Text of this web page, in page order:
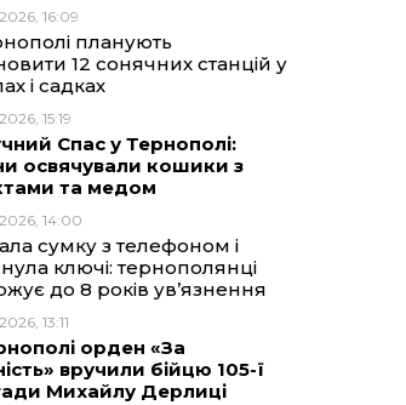
16:09
планують
12 сонячних станцій у
і садках
15:19
Спас у Тернополі:
освячували кошики з
та медом
14:00
сумку з телефоном і
ключі: тернополянці
до 8 років ув’язнення
13:11
орден «За
вручили бійцю 105-ї
Михайлу Дерлиці